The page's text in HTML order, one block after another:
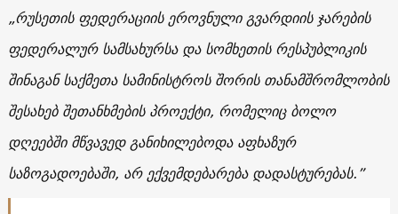
„რუსეთის ფედერაციის ეროვნული გვარდიის ჯარების
ფედერალურ სამსახურსა და სომხეთის რესპუბლიკის
შინაგან საქმეთა სამინისტროს შორის თანამშრომლობის
შესახებ შეთანხმების პროექტი, რომელიც ბოლო
დღეებში მწვავედ განიხილებოდა აფხაზურ
საზოგადოებაში, არ ექვემდებარება დადასტურებას.”